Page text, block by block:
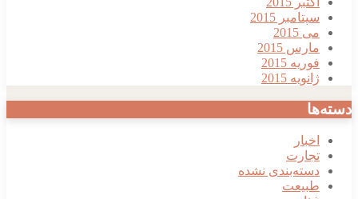
سپتامبر 2015
می 2015
مارس 2015
فوریه 2015
ژانویه 2015
دسته‌ها
اخبار
تجارت
دسته‌بندی نشده
طبیعت